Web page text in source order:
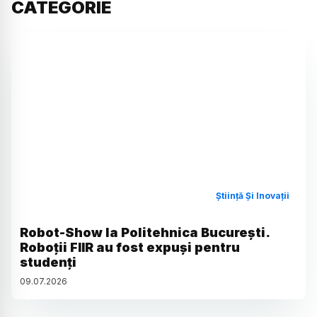
CATEGORIE
Știință Și Inovații
Robot-Show la Politehnica București.
Roboții FIIR au fost expuși pentru
studenți
09.07.2026